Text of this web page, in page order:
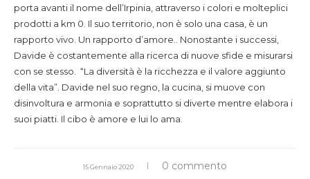
porta avanti il nome dell’Irpinia, attraverso i colori e molteplici
prodotti a km 0. Il suo territorio, non è solo una casa, è un
rapporto vivo. Un rapporto d’amore.. Nonostante i successi,
Davide è costantemente alla ricerca di nuove sfide e misurarsi
con se stesso. “La diversità è la ricchezza e il valore aggiunto
della vita”. Davide nel suo regno, la cucina, si muove con
disinvoltura e armonia e soprattutto si diverte mentre elabora i
suoi piatti. Il cibo è amore e lui lo ama.
15 Gennaio 2020 0 commento